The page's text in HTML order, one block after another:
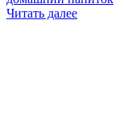
Читать далее